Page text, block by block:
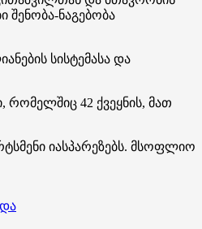
ნაგებობა
სისტემასა და
42 ქვეყნის, მათ
იასპარეზებს. მსოფლიო